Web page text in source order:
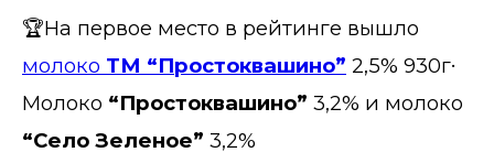
🏆На первое место в рейтинге вышло
молоко ТМ “Простоквашино” 2,5% 930г.
Молоко “Простоквашино” 3,2% и молоко
“Село Зеленое” 3,2%